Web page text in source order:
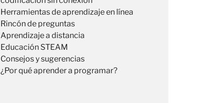
Herramientas de aprendizaje en línea
Rincón de preguntas
Aprendizaje a distancia
Educación STEAM
Consejos y sugerencias
¿Por qué aprender a programar?